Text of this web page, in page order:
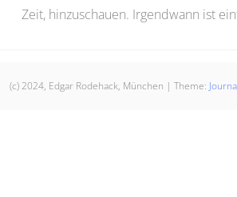
Zeit, hinzuschauen. Irgendwann ist
(c) 2024, Edgar Rodehack, München |Theme: